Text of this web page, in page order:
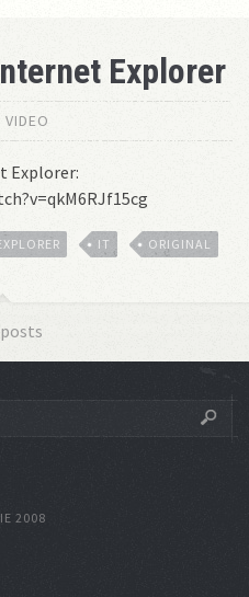
Explorer
VIDEO
Explorer:
IT ORIGINAL
2008